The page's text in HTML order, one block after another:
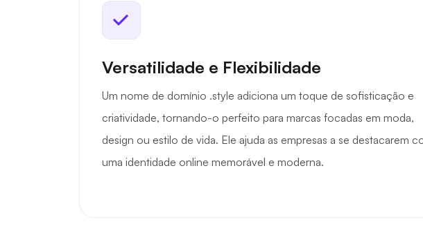
Versatilidade e Flexibilidade
Um nome de domínio .style adiciona um toque de sofisticação e
criatividade, tornando-o perfeito para marcas focadas em moda,
design ou estilo de vida. Ele ajuda as empresas a se destacarem
uma identidade online memorável e moderna.